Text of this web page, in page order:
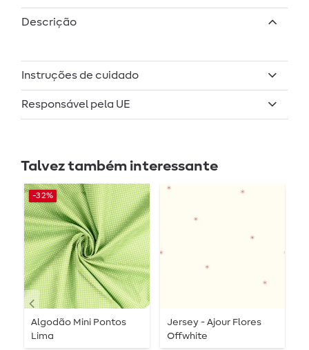
Descrição
Instruções de cuidado
Responsável pela UE
Talvez também interessante
-32%
Algodão Mini Pontos
Lima
Jersey - Ajour Flores
Offwhite